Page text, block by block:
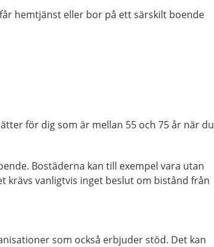
hemtjänst eller bor på ett särskilt boende
för dig som är mellan 55 och 75 år när du
Bostäderna kan till exempel vara utan
krävs vanligtvis inget beslut om bistånd från
som också erbjuder stöd. Det kan